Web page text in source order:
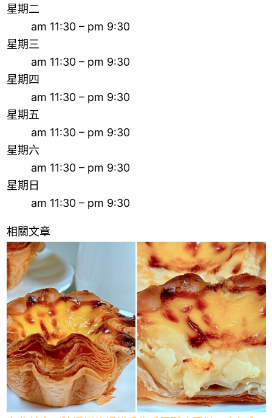
星期二
am 11:30 – pm 9:30
星期三
am 11:30 – pm 9:30
星期四
am 11:30 – pm 9:30
星期五
am 11:30 – pm 9:30
星期六
am 11:30 – pm 9:30
星期日
am 11:30 – pm 9:30
相關文章